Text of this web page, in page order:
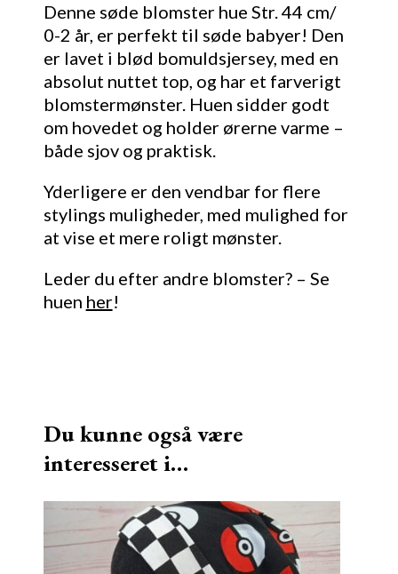
Denne søde blomster hue Str. 44 cm/
0-2 år, er perfekt til søde babyer! Den
er lavet i blød bomuldsjersey, med en
absolut nuttet top, og har et farverigt
blomstermønster. Huen sidder godt
om hovedet og holder ørerne varme –
både sjov og praktisk.
Yderligere er den vendbar for flere
stylings muligheder, med mulighed for
at vise et mere roligt mønster.
Leder du efter andre blomster? – Se
huen her!
Du kunne også være
interesseret i…